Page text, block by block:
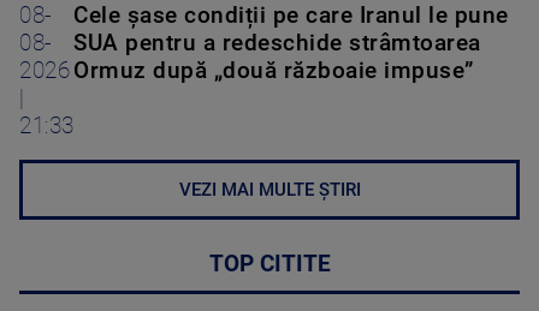
08-
08-
2026
|
21:33
Cele șase condiții pe care Iranul le pune
SUA pentru a redeschide strâmtoarea
Ormuz după „două războaie impuse”
VEZI MAI MULTE ȘTIRI
TOP CITITE